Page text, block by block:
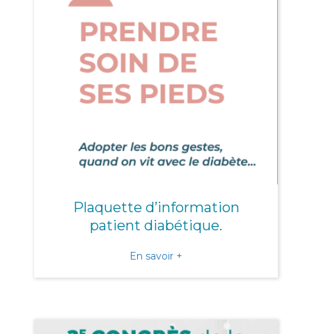
Plaquette d’information
patient diabétique.
En savoir +